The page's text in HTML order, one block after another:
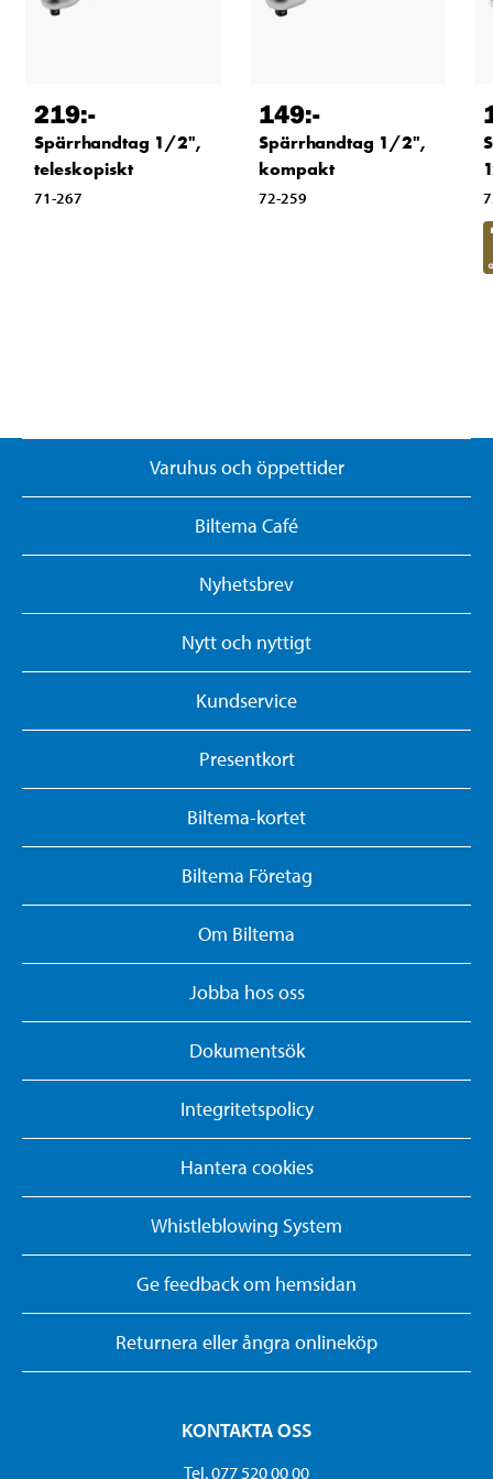
219:-
Spärrhandtag 1/2",
teleskopiskt
71-267
149:-
Spärrhandtag 1/2",
kompakt
72-259
Varuhus och öppettider
Biltema Café
Nyhetsbrev
Nytt och nyttigt
Kundservice
Presentkort
Biltema-kortet
Biltema Företag
Om Biltema
Jobba hos oss
Dokumentsök
Integritetspolicy
Hantera cookies
Whistleblowing System
Ge feedback om hemsidan
Returnera eller ångra onlineköp
KONTAKTA OSS
Tel. 077 520 00 00